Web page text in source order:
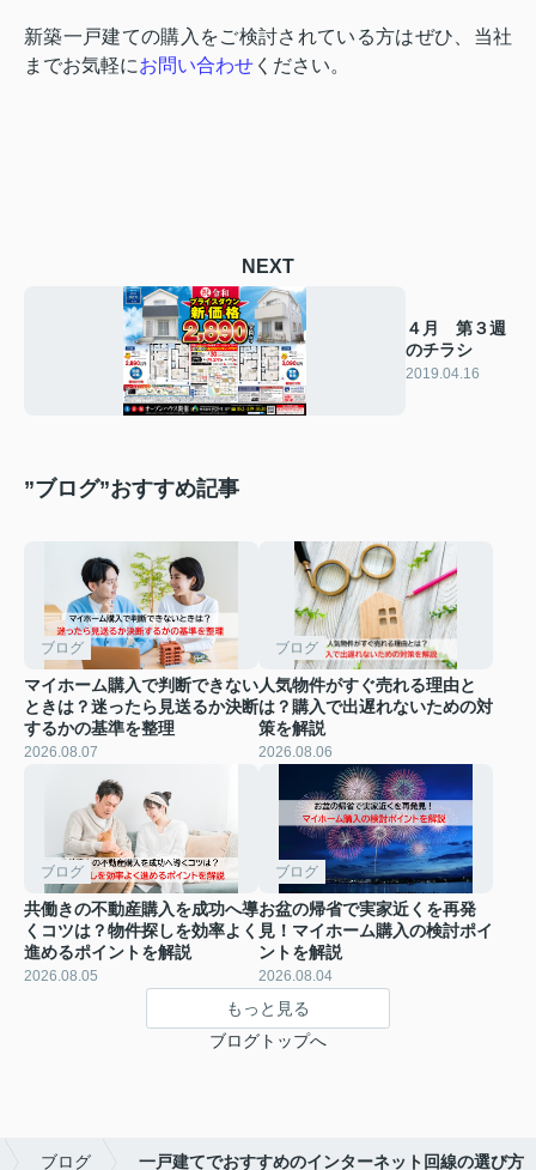
新築一戸建ての購入をご検討されている方はぜひ、当社
までお気軽にお問い合わせ ください。
NEXT
４月 第３週
のチラシ
2019.04.16
”ブログ”おすすめ記事
ブログ
マイホーム購入で判断できない
ときは？迷ったら見送るか決断
するかの基準を整理
2026.08.07
ブログ
人気物件がすぐ売れる理由と
は？購入で出遅れないための対
策を解説
2026.08.06
ブログ
共働きの不動産購入を成功へ導
くコツは？物件探しを効率よく
進めるポイントを解説
2026.08.05
ブログ
お盆の帰省で実家近くを再発
見！マイホーム購入の検討ポイ
ントを解説
2026.08.04
もっと見る
ブログトップへ
ブログ 一戸建てでおすすめのインターネット回線の選び方